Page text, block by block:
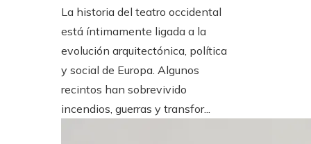
La historia del teatro occidental
está íntimamente ligada a la
evolución arquitectónica, política
y social de Europa. Algunos
recintos han sobrevivido
incendios, guerras y transfor...